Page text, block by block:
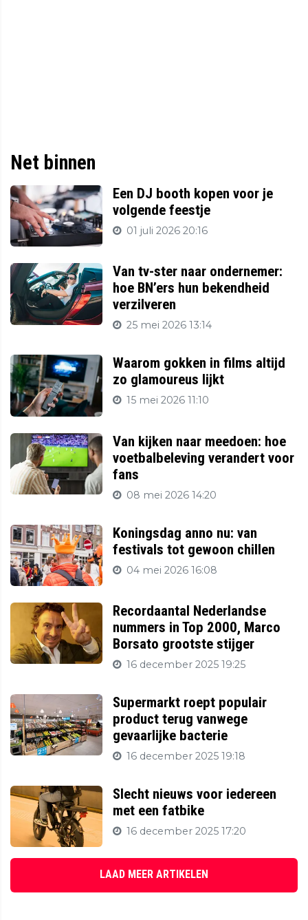
Net binnen
Een DJ booth kopen voor je
volgende feestje
01 juli 2026 20:16
Van tv-ster naar ondernemer:
hoe BN’ers hun bekendheid
verzilveren
25 mei 2026 13:14
Waarom gokken in films altijd
zo glamoureus lijkt
15 mei 2026 11:10
Van kijken naar meedoen: hoe
voetbalbeleving verandert voor
fans
08 mei 2026 14:20
Koningsdag anno nu: van
festivals tot gewoon chillen
04 mei 2026 16:08
Recordaantal Nederlandse
nummers in Top 2000, Marco
Borsato grootste stijger
16 december 2025 19:25
Supermarkt roept populair
product terug vanwege
gevaarlijke bacterie
16 december 2025 19:18
Slecht nieuws voor iedereen
met een fatbike
16 december 2025 17:20
LAAD MEER ARTIKELEN